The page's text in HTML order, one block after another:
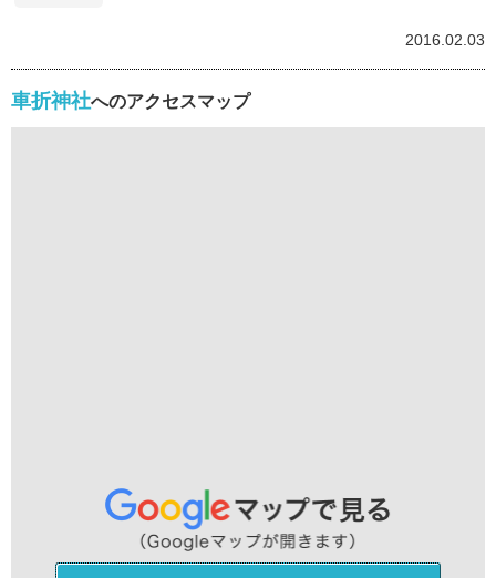
2016.02.03
車折神社へのアクセスマップ